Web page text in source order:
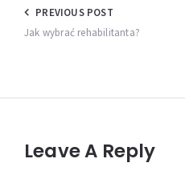
Nawigacja
wpisu
PREVIOUS POST
Jak wybrać rehabilitanta?
Leave A Reply